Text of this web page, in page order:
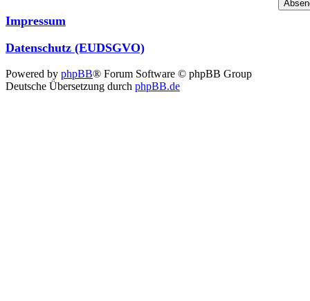
Impressum
Datenschutz (EUDSGVO)
Powered by phpBB® Forum Software © phpBB Group
Deutsche Übersetzung durch phpBB.de